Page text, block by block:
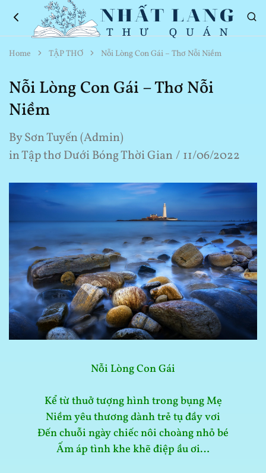
Nhất
Lang
Quán
Thơ
Hay
Cuộc
Sống
Home TẬP THƠ Nỗi Lòng Con Gái – Thơ Nỗi Niềm
Nỗi Lòng Con Gái – Thơ Nỗi
Niềm
BySơn Tuyến (Admin)
inTập thơ Dưới Bóng Thời Gian 11/06/2022
Nỗi Lòng Con Gái
Kể từ thuở tượng hình trong bụng Mẹ
Niềm yêu thương dành trẻ tụ đầy vơi
Đến chuỗi ngày chiếc nôi choàng nhỏ bé
Ấm áp tình khe khẽ điệp ầu ơi…